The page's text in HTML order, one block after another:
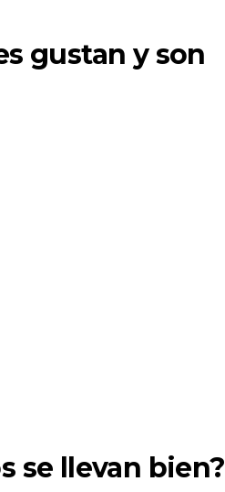
gustan y son
se llevan bien?